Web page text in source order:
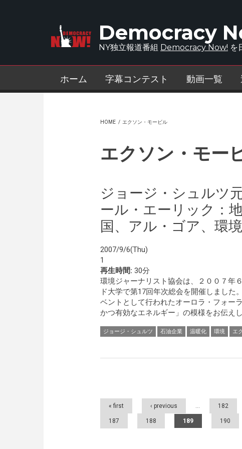
Democracy
NY独立報道番組 Democracy Now! を
ホーム 字幕コンテスト 動画一覧
HOME / エクソン・モービル
エクソン・モー
ジョージ・シュルツ
ール・エーリック：
国、アル・ゴア、環
2007/9/6(Thu)
1
再生時間: 30分
環境ジャーナリスト協会は、２００７年
ド大学で第17回年次総会を開催しました
ベントとして行われたオーロラ・フォー
かつ有効なエネルギー」の模様をお伝え
ジョージ・シュルツ 石油企業 温暖化 環境 エ
Pages
« first ‹ previous … 182
187 188 189 190